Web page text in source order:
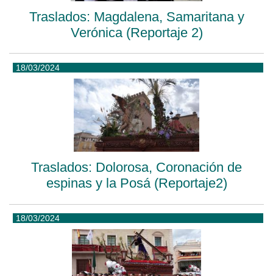
Traslados: Magdalena, Samaritana y
Verónica (Reportaje 2)
18/03/2024
Traslados: Dolorosa, Coronación de
espinas y la Posá (Reportaje2)
18/03/2024